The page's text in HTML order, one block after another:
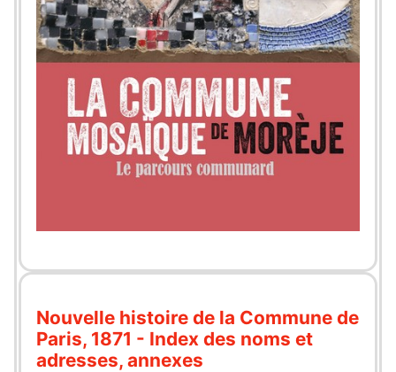
Nouvelle histoire de la Commune de
Paris, 1871 - Index des noms et
adresses, annexes